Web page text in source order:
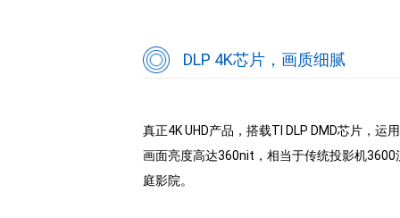
DLP 4K芯片，画质细腻
真正4K UHD产品，搭载TI DLP DMD芯片，
画面亮度高达360nit，相当于传统投影机
庭影院。